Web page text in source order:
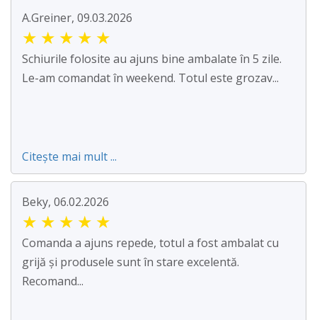
A.Greiner, 09.03.2026
★ ★ ★ ★ ★
Schiurile folosite au ajuns bine ambalate în 5 zile.
Le-am comandat în weekend. Totul este grozav...
Citește mai mult ...
Beky, 06.02.2026
★ ★ ★ ★ ★
Comanda a ajuns repede, totul a fost ambalat cu
grijă și produsele sunt în stare excelentă.
Recomand...